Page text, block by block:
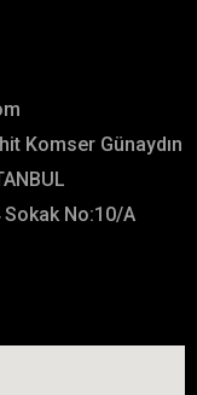
Komser Günaydın
No:10/A